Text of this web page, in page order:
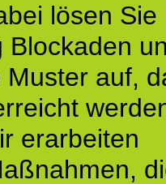
lösen Sie
Blockaden
Muster auf,
erarbeiten